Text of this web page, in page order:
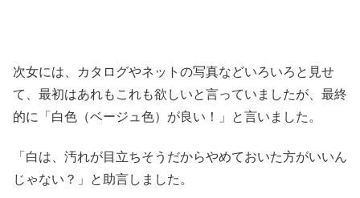
次女には、カタログやネットの写真などいろいろと見せ
て、最初はあれもこれも欲しいと言っていましたが、最終
的に「白色（ベージュ色）が良い！」と言いました。
「白は、汚れが目立ちそうだからやめておいた方がいいん
じゃない？」と助言しました。